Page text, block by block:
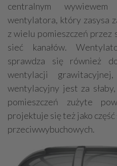
centralnym
wentylatora, który zasysa
z wielu pomieszczeń
sieć kanałów.
sprawdza się również
wentylacji
wentylacyjny jest za
pomieszczeń zużyte
projektuje się też jako
przeciwwybuchowych.